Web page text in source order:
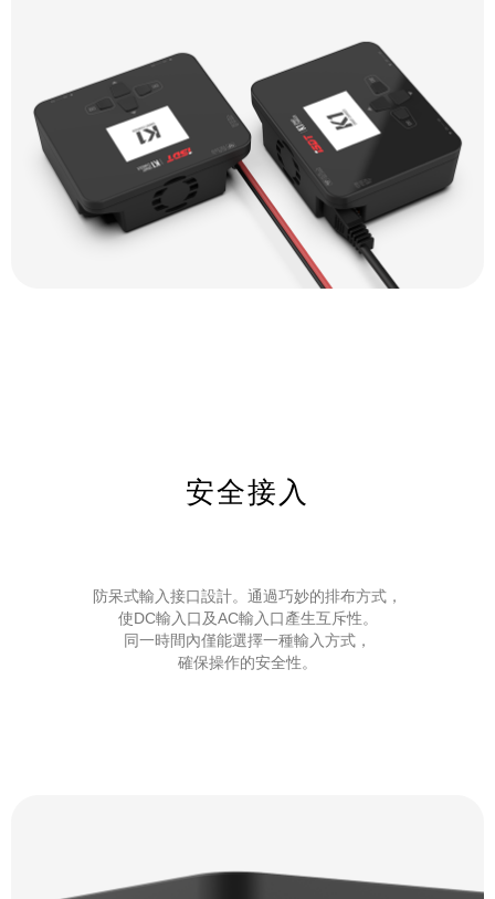
安全接入
防呆式輸入接口設計。通過巧妙的排布方式，
使DC輸入口及AC輸入口產生互斥性。
同一時間內僅能選擇一種輸入方式，
確保操作的安全性。